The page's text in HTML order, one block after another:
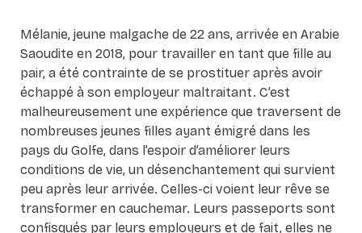
Mélanie, jeune malgache de 22 ans, arrivée en Arabie
Saoudite en 2018, pour travailler en tant que fille au
pair, a été contrainte de se prostituer après avoir
échappé à son employeur maltraitant. C’est
malheureusement une expérience que traversent de
nombreuses jeunes filles ayant émigré dans les
pays du Golfe, dans l’espoir d’améliorer leurs
conditions de vie, un désenchantement qui survient
peu après leur arrivée. Celles-ci voient leur rêve se
transformer en cauchemar. Leurs passeports sont
confisqués par leurs employeurs et de fait, elles ne